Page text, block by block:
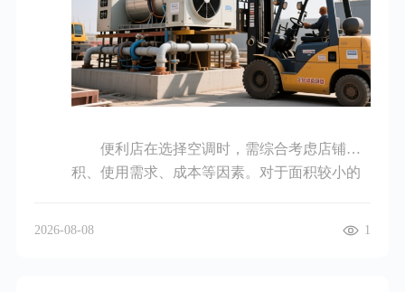
责。然后，进行工伤认定和伤残鉴定，若与用
人单位存在劳动关系，应在规定时间内向当地
劳动保障行政部门申请工伤认定。认定为工伤
后，在伤情稳定时向劳动能力鉴定委员会申请
伤残鉴定，确定伤残等级，这是计算赔偿金额
系或雇佣关系，则可通过法院委托鉴定机构进
行伤残鉴定。之后，了解赔偿项目和标准，赔
便利店在选择空调时，需综合考虑店铺面
积、使用需求、成本等因素。对于面积较小的
2026-08-08 1